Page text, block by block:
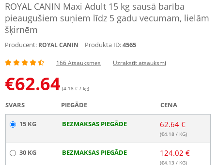
ROYAL CANIN Maxi Adult 15 kg sausā barība
pieaugušiem suņiem līdz 5 gadu vecumam, lielām
šķirnēm
Producent: ROYAL CANIN Produkta ID:4565
166 Atsauksmes Uzrakstīt atsauksmi
€62.64 (4.18 € / kg)
SVARS PIEGĀDE CENA
15 KG BEZMAKSAS PIEGĀDE 62.64 €
(€4.18 / KG)
30 KG BEZMAKSAS PIEGĀDE 124.02 €
(€4.13 / KG)